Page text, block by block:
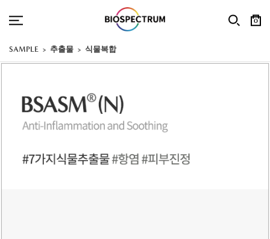
0
SAMPLE 추출물 식물복합